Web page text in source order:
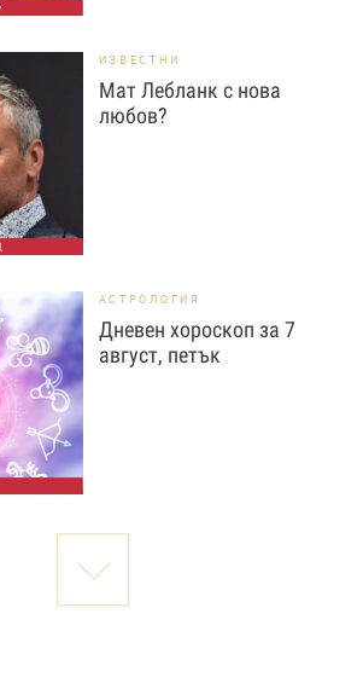
ИЗВЕСТНИ
Мат Лебланк с нова
любов?
АСТРОЛОГИЯ
Дневен хороскоп за 7
август, петък